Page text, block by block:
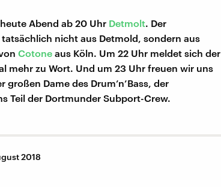
Abend ab 20 Uhr Detmolt. Der
nicht aus Detmold, sondern aus
Cotone aus Köln. Um 22 Uhr meldet sich der
mehr zu Wort. Und um 23 Uhr freuen wir uns
Dame des Drum’n’Bass, der
Teil der Dortmunder Subport-Crew.
2018